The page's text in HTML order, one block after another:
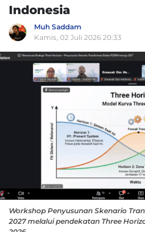
Indonesia
Muh Saddam
Kamis, 02 Juli 2026 20:33
Workshop Penyusunan Skenario
2027 melalui pendekatan Three